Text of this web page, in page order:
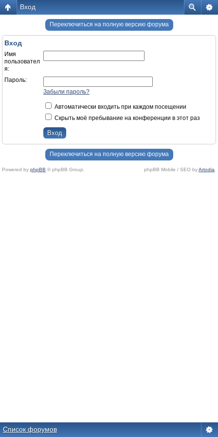
Вход
Переключиться на полную версию форума
Вход
Имя
пользовател
я:
Пароль:
Забыли пароль?
Автоматически входить при каждом посещении
Скрыть моё пребывание на конференции в этот раз
Переключиться на полную версию форума
Powered by phpBB © phpBB Group. phpBB Mobile / SEO byArtodia
Список форумов